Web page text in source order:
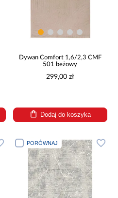
Dywan Comfort 1,6/2,3 CMF
501 beżowy
299,00 zł
Dodaj do koszyka
PORÓWNAJ